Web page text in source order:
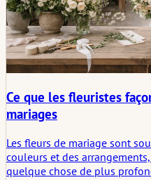
Ce que les fleuristes
mariages
Les fleurs de mariage sont
couleurs et des
quelque chose de plus